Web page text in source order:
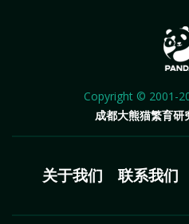
Copyright © 2001-
成都大熊猫繁育研
关于我们 联系我们